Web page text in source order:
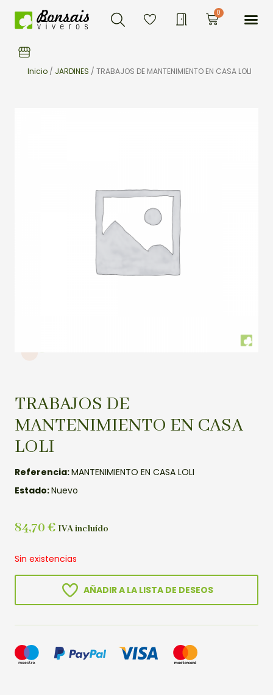
Buscar 0Carrito
Inicio / JARDINES / TRABAJOS DE MANTENIMIENTO EN CASA LOLI
TRABAJOS DE
MANTENIMIENTO EN CASA
LOLI
Referencia:MANTENIMIENTO EN CASA LOLI
Estado:Nuevo
84,70 € IVA incluído
Sin existencias
AÑADIR A LA LISTA DE DESEOS